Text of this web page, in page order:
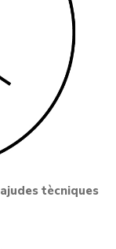
tècniques